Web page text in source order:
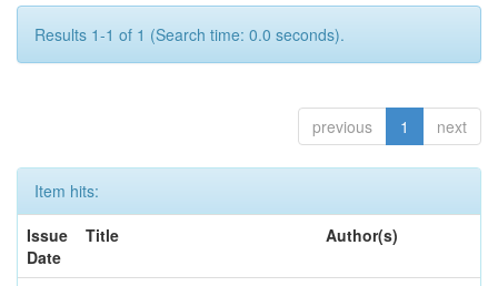
Results 1-1 of 1 (Search time: 0.0 seconds).
previous 1 next
Item hits:
Issue
Date
Title Author(s)